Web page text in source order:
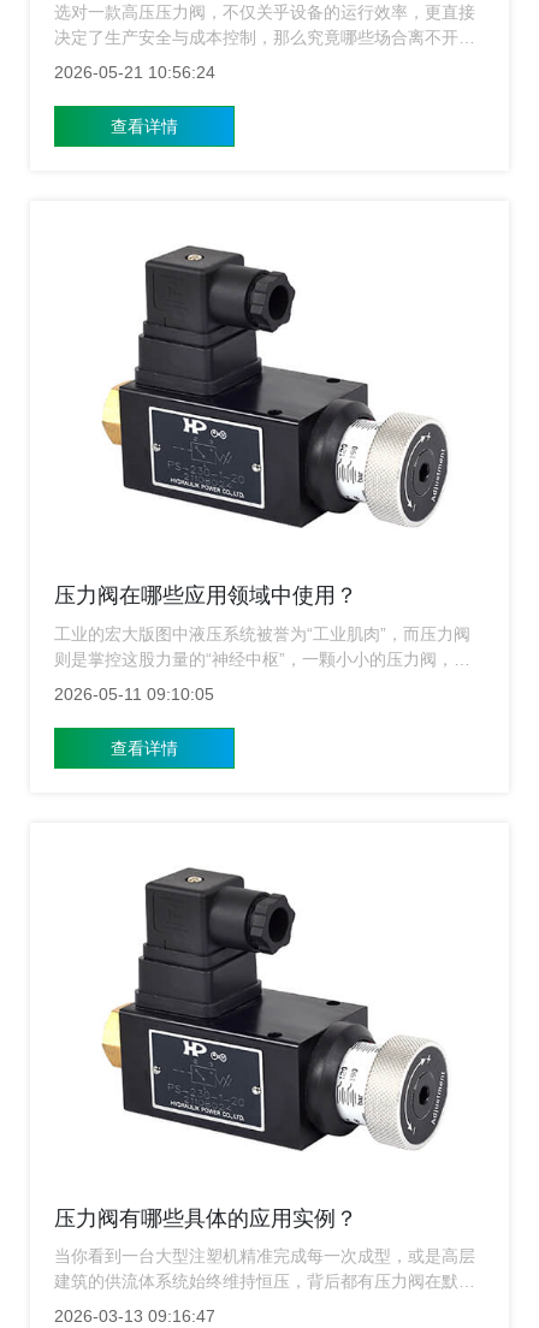
选对一款高压压力阀，不仅关乎设备的运行效率，更直接
决定了生产安全与成本控制，那么究竟哪些场合离不开高
压压力阀？上海涌镇压力阀生产厂家下面为您揭晓。
2026-05-21 10:56:24
查看详情
压力阀在哪些应用领域中使用？
工业的宏大版图中液压系统被誉为“工业肌肉”，而压力阀
则是掌控这股力量的“神经中枢”，一颗小小的压力阀，往
往决定了整条生产线的安危与效率，那么究竟哪些领域离
下。
2026-05-11 09:10:05
查看详情
压力阀有哪些具体的应用实例？
当你看到一台大型注塑机精准完成每一次成型，或是高层
建筑的供流体系统始终维持恒压，背后都有压力阀在默默
工作，上海压力阀厂家就来聊聊这个看似低调却无处不在
2026-03-13 09:16:47